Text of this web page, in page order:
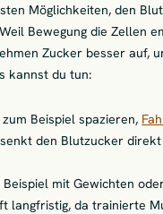
Möglichkeiten, den
Bewegung die Zellen
Zucker besser auf,
kannst du tun:
zum Beispiel spazieren,
den Blutzucker
Beispiel mit Gewichten
langfristig, da trainierte